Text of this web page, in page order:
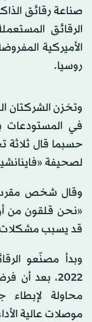
صناعة رقائق
الرقائق
الأميركية
روسيا.
وتخزن الشركتان
في المستودعات
حسبما قال ثلاثة
لصحيفة
وقال شخص مقرب
«نحن قلقون من
قد يسبب مشكلات
وبدأ مصنّعو
2022، بعد
محاولة
موصلات عالية